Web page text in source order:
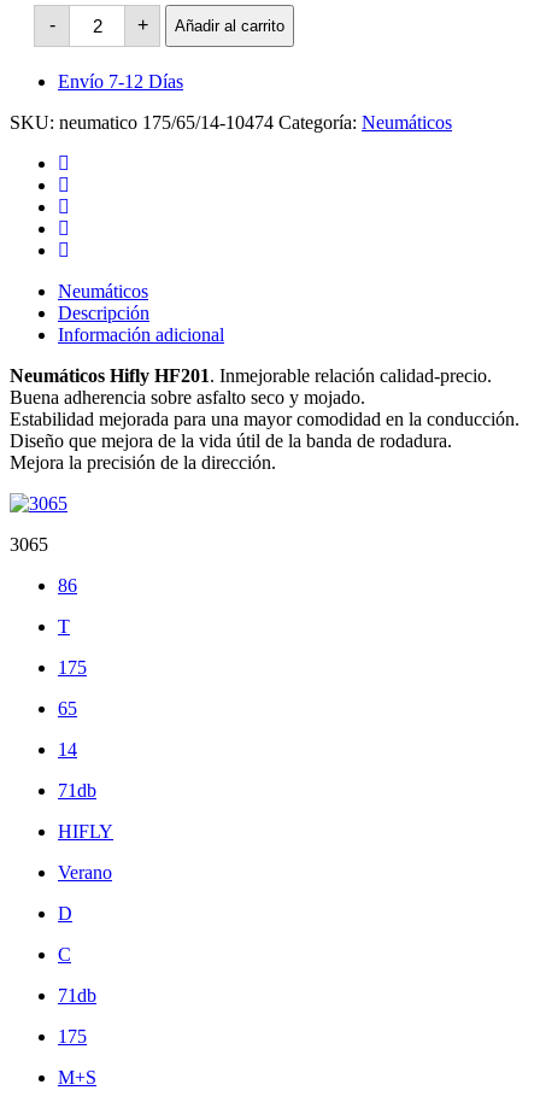
-
HIFLY
HF201
XL
-86T
cantidad
+ Añadir al carrito
Envío 7-12 Días
SKU: neumatico 175/65/14-10474 Categoría: Neumáticos
Neumáticos
Descripción
Información adicional
Neumáticos Hifly HF201. Inmejorable relación calidad-precio.
Buena adherencia sobre asfalto seco y mojado.
Estabilidad mejorada para una mayor comodidad en la conducción.
Diseño que mejora de la vida útil de la banda de rodadura.
Mejora la precisión de la dirección.
3065
86
T
175
65
14
71db
HIFLY
Verano
D
C
71db
175
M+S